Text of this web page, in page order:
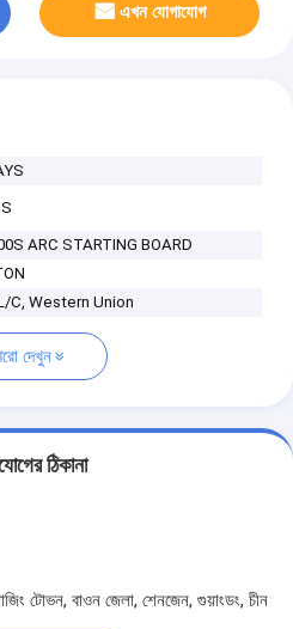
এখন যোগাযোগ
ARC STARTING BOARD
C, Western Union
দেখুন
ঠিকানা
টোভন, বাওন জেলা, শেনজেন, গুয়াংডং, চীন